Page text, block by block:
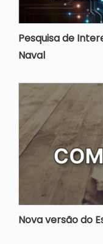
Pesquisa de
Naval
Nova versão do